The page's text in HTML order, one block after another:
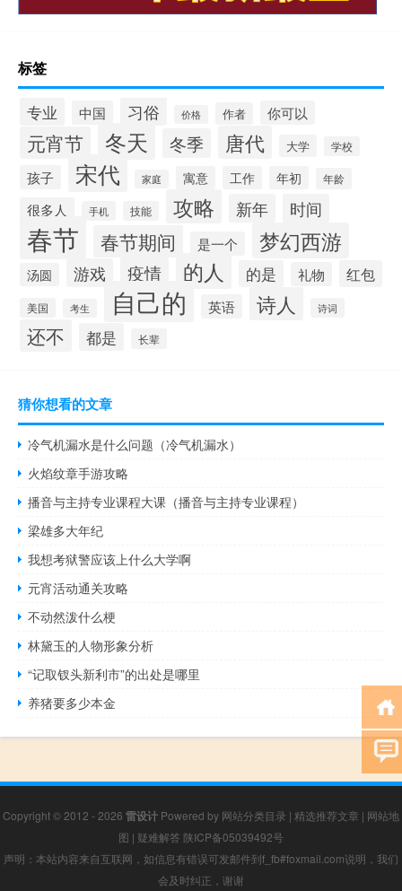
标签
专业 中国 习俗 价格 作者 你可以
元宵节 冬天 冬季 唐代 大学 学校
孩子 宋代 家庭 寓意 工作 年初 年龄
很多人 手机 技能 攻略 新年 时间
春节 春节期间 是一个 梦幻西游
汤圆 游戏 疫情 的人 的是 礼物 红包
美国 考生 自己的 英语 诗人 诗词
还不 都是 长辈
猜你想看的文章
冷气机漏水是什么问题（冷气机漏水）
火焰纹章手游攻略
播音与主持专业课程大课（播音与主持专业课程）
梁雄多大年纪
我想考狱警应该上什么大学啊
元宵活动通关攻略
不动然泼什么梗
林黛玉的人物形象分析
“记取钗头新利市”的出处是哪里
养猪要多少本金
Copyright © 2012 - 2026 雷设计 Powered by 网站分类目录 | 精选推荐文章 | 网站地
图 | 疑难解答 陕ICP备05039492号
声明：本站内容来自互联网，如信息有错误可发邮件到f_fb#foxmail.com说明，我们
会及时纠正，谢谢